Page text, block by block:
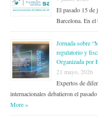
El pasado 15 de
Barcelona. En el
Jornada sobre
regulatorio y
Organizada por
21 mayo, 2026
Expertos de
internacionales debatieron el
More »